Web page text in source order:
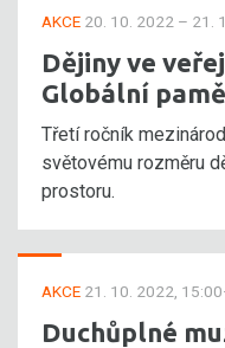
AKCE 20. 10. 2022 – 21.
Dějiny ve
Globální
Třetí ročník
světovému rozměru
prostoru.
AKCE 21. 10. 2022,
Duchůplné